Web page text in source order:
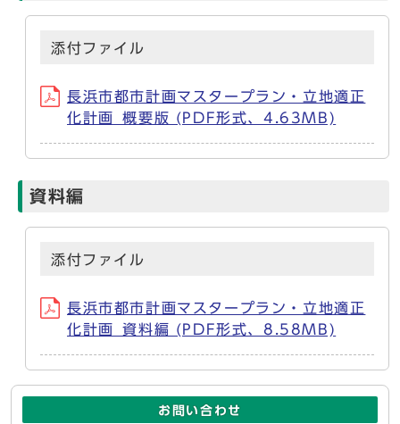
添付ファイル
長浜市都市計画マスタープラン・立地適正
化計画_概要版 (PDF形式、4.63MB)
資料編
添付ファイル
長浜市都市計画マスタープラン・立地適正
化計画_資料編 (PDF形式、8.58MB)
お問い合わせ